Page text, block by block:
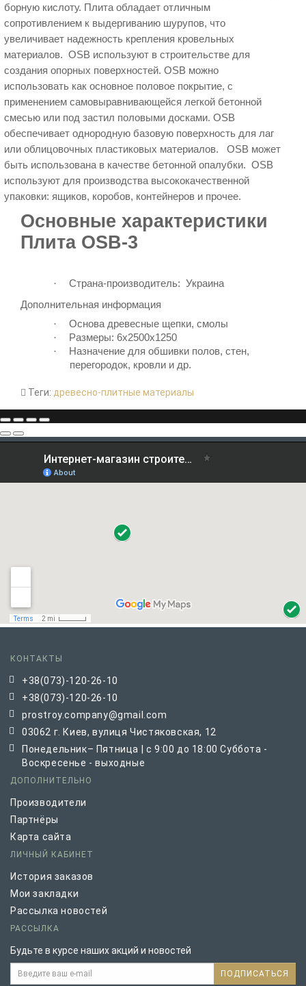
борную кислоту. Плита обладает отличным
сопротивлением к выдергиванию шурупов, что
увеличивает надежность крепления кровельных
материалов. OSB используют в строительстве для
создания опорных поверхностей. OSB можно
использовать как основное половое покрытие, с
применением самовыравнивающейся легкой бетонной
смесью или под застил половыми досками. OSB
обеспечивает однородную базовую поверхность для лаг
или облицовочных пластиковых материалов. OSB может
быть использована в качестве бетонной опалубки. OSB
используют для производства высококачественной
упаковки: ящиков, коробов, контейнеров и прочее.
Основные характеристики
Плита OSB-3
· Страна-производитель: Украина
Дополнительная информация
·
Основа древесные щепки, смолы
·
Размеры: 6х2500х1250
·
Назначение для обшивки полов, стен,
перегородок, кровли и др.
Теги: древесно-плитные материалы
КОНТАКТЫ
+38(073)-120-26-10
+38(073)-120-26-10
prostroy.company@gmail.com
03062 г. Киев, вулиця Чистяковская, 12
Понедельник– Пятница | с 9:00 до 18:00 Суббота -
Воскресенье - выходные
ДОПОЛНИТЕЛЬНО
Производители
Партнёры
Карта сайта
ЛИЧНЫЙ КАБИНЕТ
История заказов
Мои закладки
Рассылка новостей
РАССЫЛКА
Будьте в курсе наших акций и новостей
ПОДПИСАТЬСЯ